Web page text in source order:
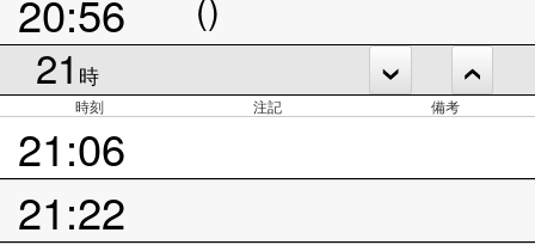
20:56
21 時
時刻 注記 備考
21:06
21:22